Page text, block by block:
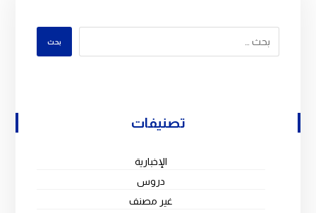
بحث
تصنيفات
الإخبارية
دروس
غير مصنف